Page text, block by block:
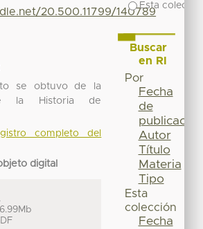
20.500.11799/140789
se obtuvo de la
la Historia de
completo del
digital
Esta
Buscar
en RI
Por
Fecha
de
publicación
Autor
Título
Materia
Tipo
Esta
colección
Fecha